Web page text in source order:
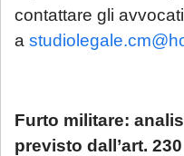
contattare gli
a
Furto militare:
previsto dall’art.